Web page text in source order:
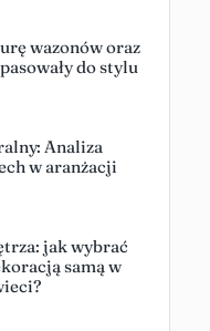
wazonów oraz
do stylu
Analiza
w aranżacji
jak wybrać
samą w